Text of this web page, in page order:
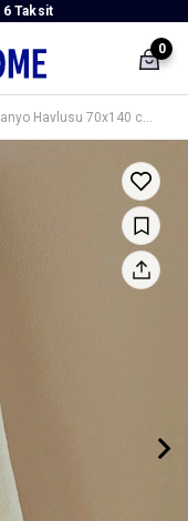
6 Taksit
0
Poffy Soft-Premium Pamuklu Banyo Havlusu 70x140 cm Ekru